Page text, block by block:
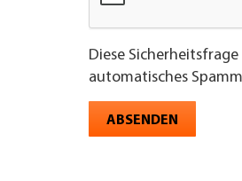
Diese
automatisches
ABSENDEN